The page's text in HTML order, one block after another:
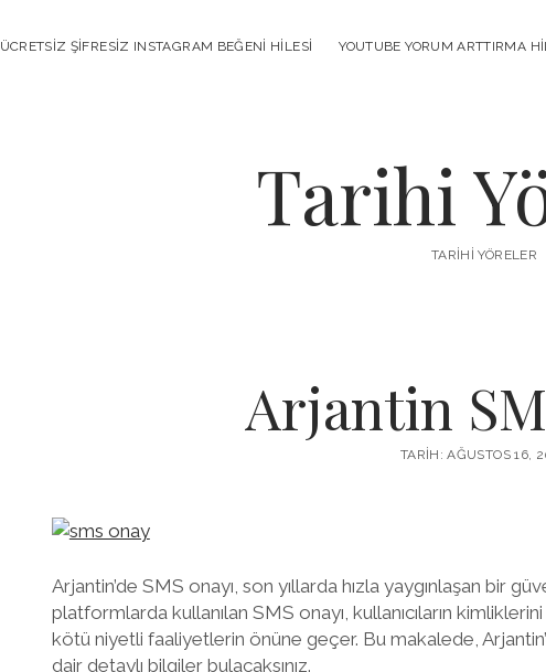
ÜCRETSIZ ŞIFRESIZ INSTAGRAM BEĞENI HILESI YOUTUBE YORUM ARTTIRMA
Tarihi
TARIHI YÖRELER
Arjantin
TARIH: AĞUSTOS 16,
Arjantin’de SMS onayı, son yıllarda hızla yaygınlaşan bir
platformlarda kullanılan SMS onayı, kullanıcıların
kötü niyetli faaliyetlerin önüne geçer. Bu makalede,
dair detaylı bilgiler bulacaksınız.